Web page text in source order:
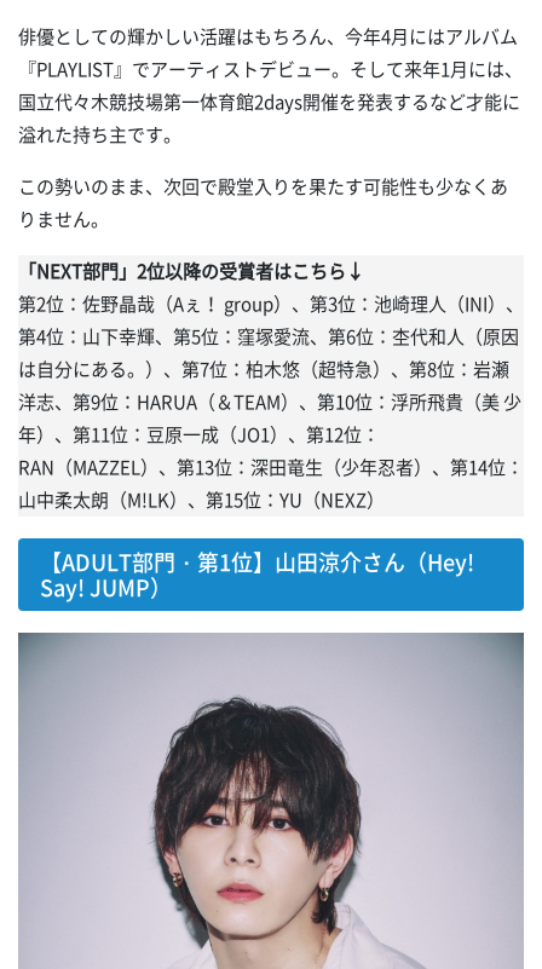
俳優としての輝かしい活躍はもちろん、今年4月にはアルバム
『PLAYLIST』でアーティストデビュー。そして来年1月には、
国立代々木競技場第一体育館2days開催を発表するなど才能に
溢れた持ち主です。
この勢いのまま、次回で殿堂入りを果たす可能性も少なくあ
りません。
「NEXT部門」2位以降の受賞者はこちら↓
第2位：佐野晶哉（Aぇ！ group）、第3位：池崎理人（INI）、
第4位：山下幸輝、第5位：窪塚愛流、第6位：杢代和人（原因
は自分にある。）、第7位：柏木悠（超特急）、第8位：岩瀬
洋志、第9位：HARUA（＆TEAM）、第10位：浮所飛貴（美 少
年）、第11位：豆原一成（JO1）、第12位：
RAN（MAZZEL）、第13位：深田竜生（少年忍者）、第14位：
山中柔太朗（M!LK）、第15位：YU（NEXZ）
【ADULT部門・第1位】山田涼介さん（Hey!
Say! JUMP）